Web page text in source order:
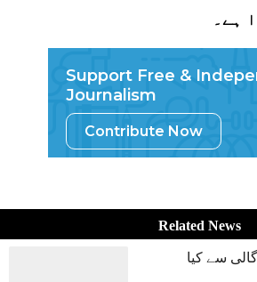
ہے۔
Support Free &
Journalism
Contribute Now
Related News
سے کیا